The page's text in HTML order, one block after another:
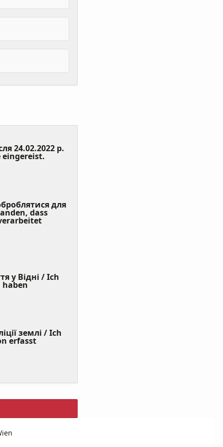
24.02.2022 р.
eingereist. (Value
для
dass
у Відні / Ich
(Value
землі / Ich
erfasst